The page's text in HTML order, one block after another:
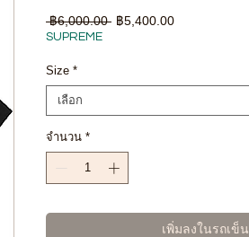
฿6,000.00 ราคา
฿5,400.00ราคา
SUPREME
Size *
เลือก
จำนวน *
เพิ่มลงในรถเข็น